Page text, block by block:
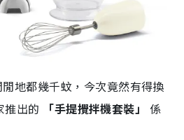
地都幾千蚊，今次竟然有得換
出的
「手提攪拌機套裝」
係